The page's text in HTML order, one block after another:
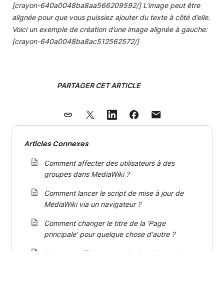
[crayon-640a0048ba8aa566209592/] L’image peut être
alignée pour que vous puissiez ajouter du texte à côté d’elle.
Voici un exemple de création d’une image alignée à gauche:
[crayon-640a0048ba8ac512562572/]
PARTAGER CET ARTICLE
Articles Connexes
Comment affecter des utilisateurs à des
groupes dans MediaWiki ?
Comment lancer le script de mise à jour de
MediaWiki via un navigateur ?
Comment changer le titre de la 'Page
principale' pour quelque chose d'autre ?
Comment afficher la version imprimable d'une